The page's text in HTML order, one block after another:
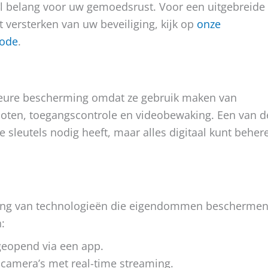
voor uw gemoedsrust. Voor een uitgebreide
van uw beveiliging, kijk op onze
.
bescherming omdat ze gebruik maken van
toegangscontrole en videobewaking. Een van
sleutels nodig heeft, maar alles digitaal kunt
van technologieën die eigendommen beschermen
via een app.
met real-time streaming.